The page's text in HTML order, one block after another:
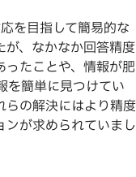
を目指して簡易的な
が、なかなか回答精度
たことや、情報が肥
を簡単に見つけてい
らの解決にはより精度
が求められていまし